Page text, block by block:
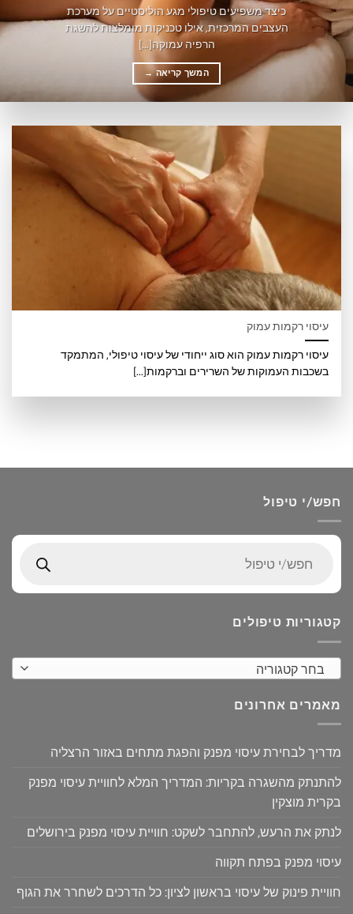
כיצד משפיעים טיפולי מגע הוליסטיים על מערכת
העצבים המרכזית, אילו טכניקות מומלצות להשגת
הרפיה עמוקה[...]
המשך קריאה→
עיסוי רקמות עמוק
עיסוי רקמות עמוק הוא סוג ייחודי של עיסוי טיפולי, המתמקד
בשכבות העמוקות של השרירים וברקמות[...]
חפש/י טיפול
search
קטגוריות טיפולים
בחר קטגוריה
מאמרים אחרונים
מדריך לבחירת עיסוי מפנק והפגת מתחים באזור הרצליה
להתנתק מהשגרה בקריות: המדריך המלא לחוויית עיסוי מפנק
בקרית מוצקין
לנתק את הרעש, להתחבר לשקט: חוויית עיסוי מפנק בירושלים
עיסוי מפנק בפתח תקווה
חוויית פינוק של עיסוי בראשון לציון: כל הדרכים לשחרר את הגוף